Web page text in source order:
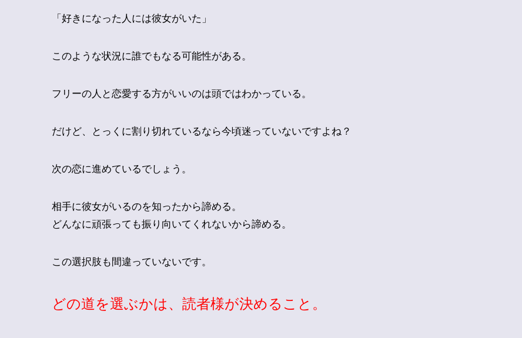
「好きになった人には彼女がいた」
このような状況に誰でもなる可能性がある。
フリーの人と恋愛する方がいいのは頭ではわかっている。
だけど、とっくに割り切れているなら今頃迷っていないですよね？
次の恋に進めているでしょう。
相手に彼女がいるのを知ったから諦める。
どんなに頑張っても振り向いてくれないから諦める。
この選択肢も間違っていないです。
どの道を選ぶかは、読者様が決めること。